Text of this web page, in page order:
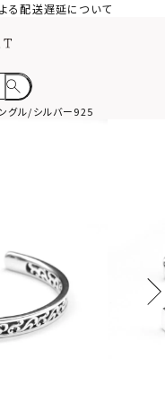
る配送遅延について
グル/シルバー925